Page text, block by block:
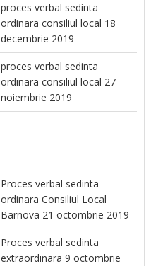
proces verbal sedinta
ordinara consiliul local 18
decembrie 2019
proces verbal sedinta
ordinara consiliul local 27
noiembrie 2019
Proces verbal sedinta
ordinara Consiliul Local
Barnova 21 octombrie 2019
Proces verbal sedinta
extraordinara 9 octombrie